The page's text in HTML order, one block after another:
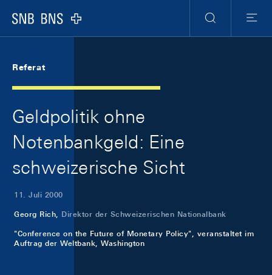
Logo
Suche
Menu
Referat
Geldpolitik ohne
Notenbankgeld: Eine
schweizerische Sicht
11. Juli 2000
Georg Rich, Direktor der Schweizerischen Nationalbank
"Conference on the Future of Monetary Policy", veranstaltet im
Auftrag der Weltbank, Washington